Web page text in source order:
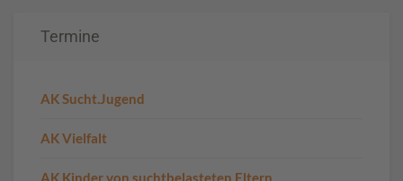
Termine
AK Sucht.Jugend
AK Vielfalt
AK Kinder von suchtbelasteten Eltern